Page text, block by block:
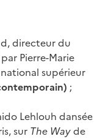
directeur du
Pierre-Marie
supérieur
;
Lehlouh dansée
sur The Wayde